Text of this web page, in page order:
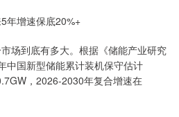
年增速保底20%+
场到底有多大。根据《储能产业研究
中国新型储能累计装机保守估计
，2026-2030年复合增速在